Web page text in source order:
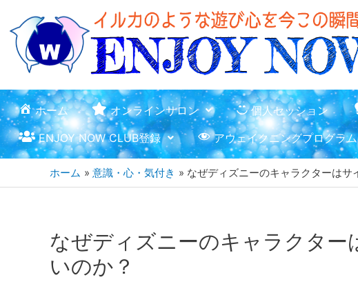
ホーム オンラインサロン 個人セッション
ENJOY NOW CLUB登録
アウェイクニングプログラム
ホーム 意識・心・気付き なぜディズニーのキャラクターはサ
なぜディズニーのキャラクター
いのか？